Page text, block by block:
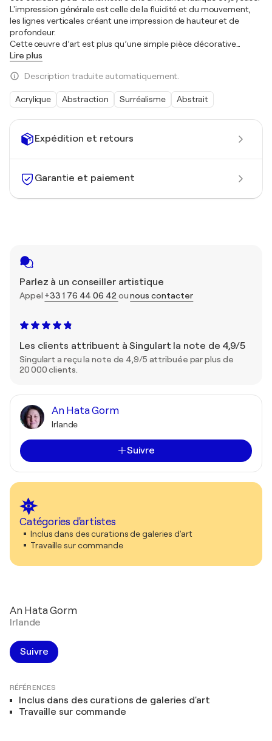
Expédition et retours
Garantie et paiement
Parlez à un conseiller artistique
Appel +33 1 76 44 06 42 ounous contacter
Les clients attribuent à Singulart la note de 4,9/5
Singulart a reçu la note de 4,9/5 attribuée par plus de
20 000 clients.
An Hata Gorm
Irlande
Suivre
Catégories d'artistes
Inclus dans des curations de galeries d'art
Travaille sur commande
L'impression générale est celle de la fluidité et du mouvement,
les lignes verticales créant une impression de hauteur et de
profondeur.
Cette œuvre d’art est plus qu’une simple pièce décorative
Lire plus
Description traduite automatiquement.
Acrylique Abstraction Surréalisme Abstrait
An Hata Gorm
Irlande
Suivre
RÉFÉRENCES
Inclus dans des curations de galeries d'art
Travaille sur commande